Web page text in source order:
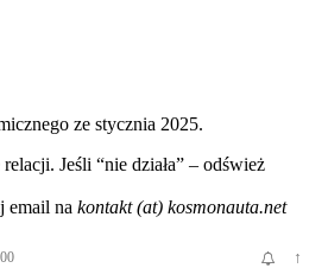
ze stycznia 2025.
Jeśli “nie działa” – odśwież
email na kontakt (at) kosmonauta.net
↑